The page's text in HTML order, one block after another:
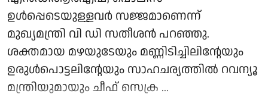
ഉള്‍പ്പെടെയുള്ളവര്‍ സജ്ജമാണെന്ന്
മുഖ്യമന്ത്രി വി ഡി സതീശന്‍ പറഞ്ഞു.
ശക്തമായ മഴയുടേയും മണ്ണിടിച്ചിലിന്റേയും
ഉരുള്‍പൊട്ടലിന്റേയും സാഹചര്യത്തില്‍ റവന്യൂ
മന്ത്രിയുമായും ചീഫ് സെക്ര ...